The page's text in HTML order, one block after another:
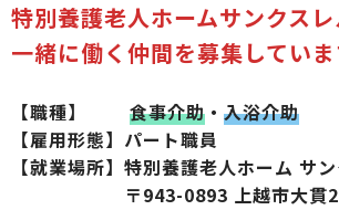
特別養護老人ホームサンクス
一緒に働く仲間を募集してい
【職種】 食事介助 ・ 入浴介助
【雇用形態】パート職員
【就業場所】特別養護老人ホーム サ
〒943-0893 上越市大貫